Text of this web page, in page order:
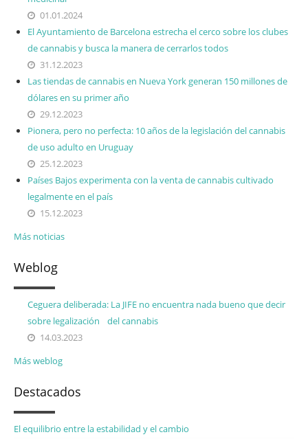
01.01.2024
El Ayuntamiento de Barcelona estrecha el cerco sobre los clubes
de cannabis y busca la manera de cerrarlos todos
31.12.2023
Las tiendas de cannabis en Nueva York generan 150 millones de
dólares en su primer año
29.12.2023
Pionera, pero no perfecta: 10 años de la legislación del cannabis
de uso adulto en Uruguay
25.12.2023
Países Bajos experimenta con la venta de cannabis cultivado
legalmente en el país
15.12.2023
Más noticias
Weblog
Ceguera deliberada: La JIFE no encuentra nada bueno que decir
sobre legalización del cannabis
14.03.2023
Más weblog
Destacados
El equilibrio entre la estabilidad y el cambio